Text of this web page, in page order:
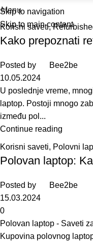
Skip to navigation
Skip to main content
Menu
Korisni saveti,
Kako prepoznati
Posted by
Bee2be
10.05.2024
U poslednje vreme,
laptop. Postoji mnogo
između pol...
Continue reading
Korisni saveti, Polovni
Polovan laptop:
Posted by
Bee2be
15.03.2024
0
Polovan laptop - Saveti
Kupovina polovnog